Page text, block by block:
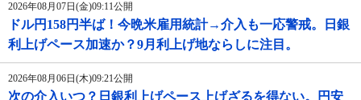
2026年08月07日(金)09:11公開
ドル円158円半ば！今晩米雇用統計→介入も一応警戒。日銀
利上げペース加速か？9月利上げ地ならしに注目。
2026年08月06日(木)09:21公開
次の介入いつ？日銀利上げペース上げざるを得ない。円安